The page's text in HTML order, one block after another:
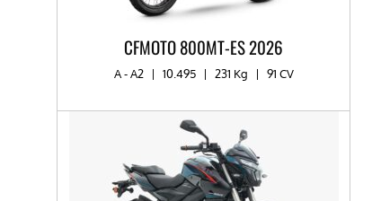
CFMOTO 800MT-ES 2026
A - A2 | 10.495 | 231 Kg | 91 CV